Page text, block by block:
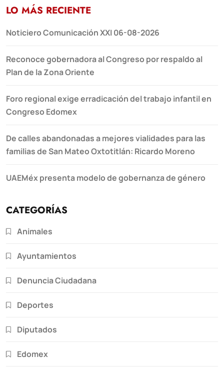
LO MÁS RECIENTE
Noticiero Comunicación XXI 06-08-2026
Reconoce gobernadora al Congreso por respaldo al
Plan de la Zona Oriente
Foro regional exige erradicación del trabajo infantil en
Congreso Edomex
De calles abandonadas a mejores vialidades para las
familias de San Mateo Oxtotitlán: Ricardo Moreno
UAEMéx presenta modelo de gobernanza de género
CATEGORÍAS
Animales
Ayuntamientos
Denuncia Ciudadana
Deportes
Diputados
Edomex